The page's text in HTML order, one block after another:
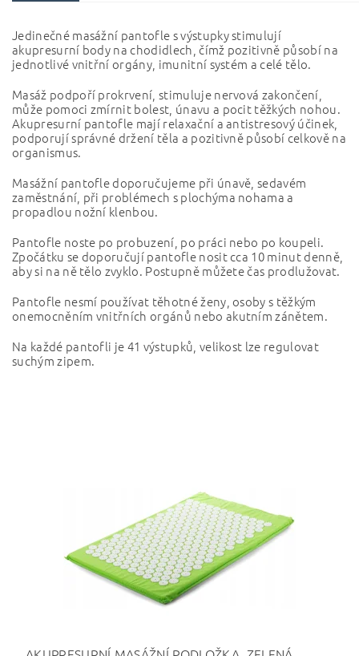
Jedinečné masážní pantofle s výstupky stimulují
akupresurní body na chodidlech, čímž pozitivně působí na
jednotlivé vnitřní orgány, imunitní systém a celé tělo.
Masáž podpoří prokrvení, stimuluje nervová zakončení,
může pomoci zmírnit bolest, únavu a pocit těžkých nohou.
Akupresurní pantofle mají relaxační a antistresový účinek,
podporují správné držení těla a pozitivně působí celkově na
organismus.
Masážní pantofle doporučujeme při únavě, sedavém
zaměstnání, při problémech s plochýma nohama a
propadlou nožní klenbou.
Pantofle noste po probuzení, po práci nebo po koupeli.
Zpočátku se doporučují pantofle nosit cca 10 minut denně,
aby si na ně tělo zvyklo. Postupně můžete čas prodlužovat.
Pantofle nesmí používat těhotné ženy, osoby s těžkým
onemocněním vnitřních orgánů nebo akutním zánětem.
Na každé pantofli je 41 výstupků, velikost lze regulovat
suchým zipem.